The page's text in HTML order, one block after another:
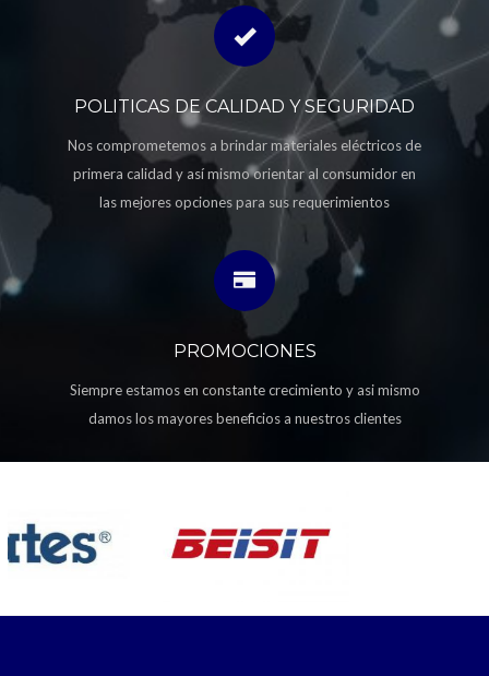
POLITICAS DE CALIDAD Y SEGURIDAD
Nos comprometemos a brindar materiales eléctricos de
primera calidad y así mismo orientar al consumidor en
las mejores opciones para sus requerimientos
PROMOCIONES
Siempre estamos en constante crecimiento y asi mismo
damos los mayores beneficios a nuestros clientes